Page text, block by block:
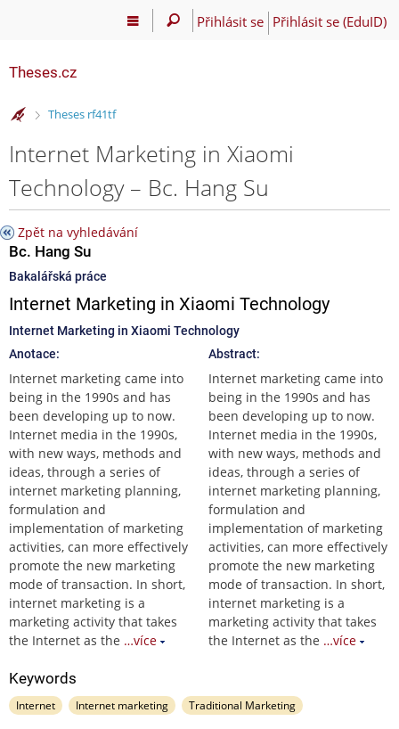
Přihlásit se Přihlásit se (EduID)
Theses.cz
>
Theses rf41tf
Internet Marketing in Xiaomi
Technology – Bc. Hang Su
Zpět na vyhledávání
Bc. Hang Su
Bakalářská práce
Internet Marketing in Xiaomi Technology
Internet Marketing in Xiaomi Technology
Anotace:
Internet marketing came into
being in the 1990s and has
been developing up to now.
Internet media in the 1990s,
with new ways, methods and
ideas, through a series of
internet marketing planning,
formulation and
implementation of marketing
activities, can more effectively
promote the new marketing
mode of transaction. In short,
internet marketing is a
marketing activity that takes
the Internet as the …více
Abstract:
Internet marketing came into
being in the 1990s and has
been developing up to now.
Internet media in the 1990s,
with new ways, methods and
ideas, through a series of
internet marketing planning,
formulation and
implementation of marketing
activities, can more effectively
promote the new marketing
mode of transaction. In short,
internet marketing is a
marketing activity that takes
the Internet as the …více
Keywords
Internet Internet marketing Traditional Marketing